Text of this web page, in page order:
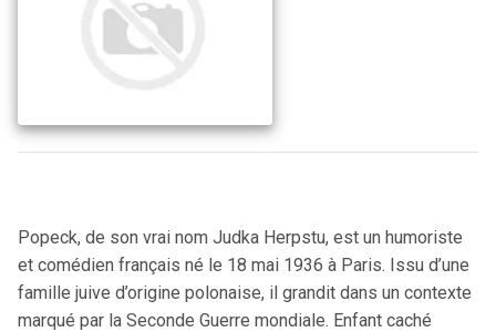
Popeck, de son vrai nom Judka Herpstu, est un humoriste
et comédien français né le 18 mai 1936 à Paris. Issu d’une
famille juive d’origine polonaise, il grandit dans un contexte
marqué par la Seconde Guerre mondiale. Enfant caché